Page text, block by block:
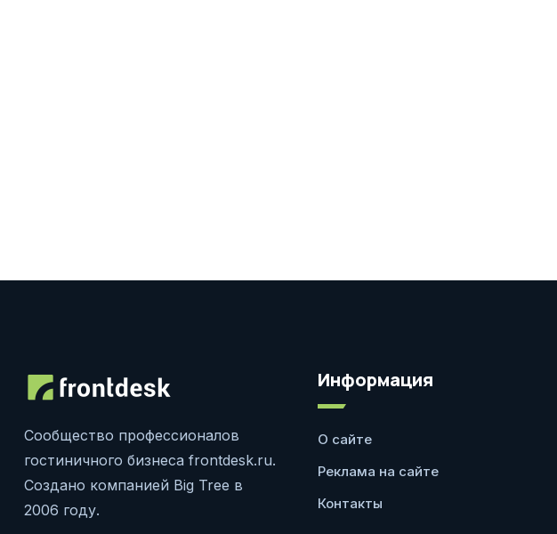
Сообщество профессионалов
гостиничного бизнеса frontdesk.ru.
Создано компанией Big Tree в
2006 году.
Информация
О сайте
Реклама на сайте
Контакты